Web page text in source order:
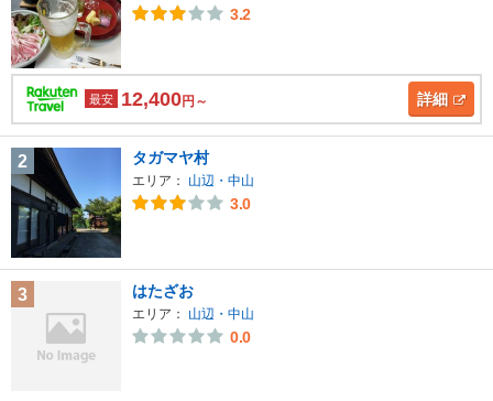
3.2
最安 12,400円～ 詳細
2 タガマヤ村
エリア： 山辺・中山
3.0
3 はたざお
エリア： 山辺・中山
0.0